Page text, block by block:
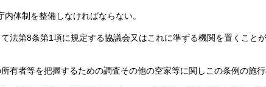
体制を整備しなければならない。
法第8条第1項に規定する協議会又はこれに準ずる機関を置くことが
有者等を把握するための調査その他の空家等に関しこの条例の施